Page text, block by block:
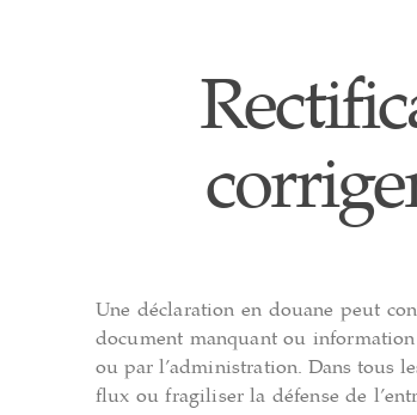
Une déclaration en douane peut
document manquant ou
ou par l’administration. Dans tous
flux ou fragiliser la défense de